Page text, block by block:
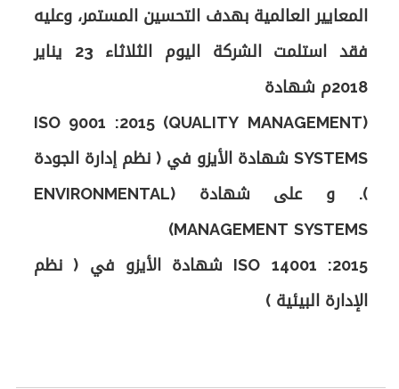
المعايير العالمية بهدف التحسين المستمر، وعليه
فقد استلمت الشركة اليوم الثلاثاء 23 يناير
(ISO 9001 :2015 (QUALITY MANAGEMENT
SYSTEMS شهادة الأيزو في ( نظم إدارة الجودة
). و على شهادة (ENVIRONMENTAL
ISO 14001 :2015 شهادة الأيزو في ( نظم